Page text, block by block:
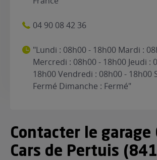
04 90 08 42 36
"Lundi : 08h00 - 18h00 Mardi :
Mercredi : 08h00 - 18h00 Jeudi :
18h00 Vendredi : 08h00 - 18h00
Fermé Dimanche : Fermé"
Contacter le garage
Cars de Pertuis